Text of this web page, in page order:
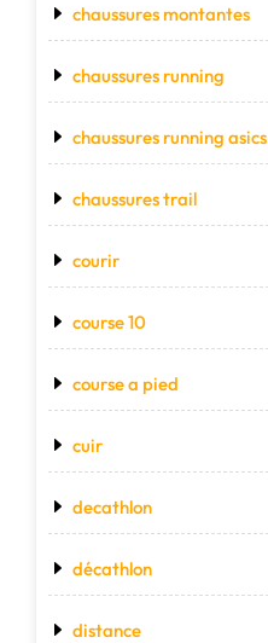
chaussures montantes
chaussures running
chaussures running asics
chaussures trail
courir
course 10
course a pied
cuir
decathlon
décathlon
distance